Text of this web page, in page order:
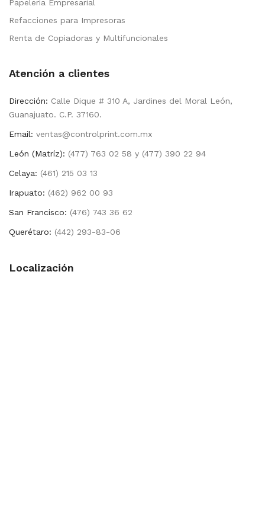
Papelería Empresarial
Refacciones para Impresoras
Renta de Copiadoras y Multifuncionales
Atención a clientes
Dirección: Calle Dique # 310 A, Jardines del Moral León,
Guanajuato. C.P. 37160.
Email: ventas@controlprint.com.mx
León (Matríz): (477) 763 02 58 y (477) 390 22 94
Celaya: (461) 215 03 13
Irapuato: (462) 962 00 93
San Francisco: (476) 743 36 62
Querétaro: (442) 293-83-06
Localización